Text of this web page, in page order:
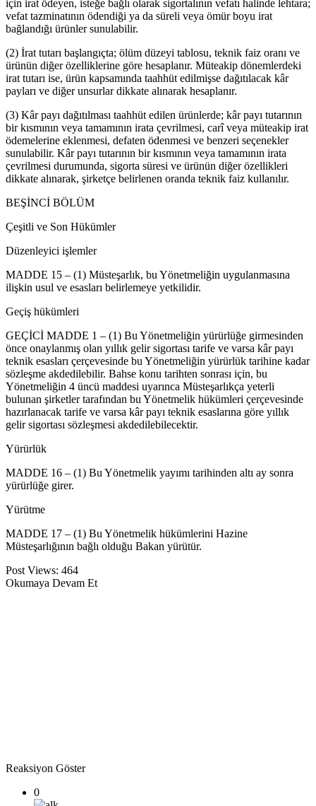
için irat ödeyen, isteğe bağlı olarak sigortalının vefatı halinde lehtara;
vefat tazminatının ödendiği ya da süreli veya ömür boyu irat
bağlandığı ürünler sunulabilir.
(2) İrat tutarı başlangıçta; ölüm düzeyi tablosu, teknik faiz oranı ve
ürünün diğer özelliklerine göre hesaplanır. Müteakip dönemlerdeki
irat tutarı ise, ürün kapsamında taahhüt edilmişse dağıtılacak kâr
payları ve diğer unsurlar dikkate alınarak hesaplanır.
(3) Kâr payı dağıtılması taahhüt edilen ürünlerde; kâr payı tutarının
bir kısmının veya tamamının irata çevrilmesi, carî veya müteakip irat
ödemelerine eklenmesi, defaten ödenmesi ve benzeri seçenekler
sunulabilir. Kâr payı tutarının bir kısmının veya tamamının irata
çevrilmesi durumunda, sigorta süresi ve ürünün diğer özellikleri
dikkate alınarak, şirketçe belirlenen oranda teknik faiz kullanılır.
BEŞİNCİ BÖLÜM
Çeşitli ve Son Hükümler
Düzenleyici işlemler
MADDE 15 – (1) Müsteşarlık, bu Yönetmeliğin uygulanmasına
ilişkin usul ve esasları belirlemeye yetkilidir.
Geçiş hükümleri
GEÇİCİ MADDE 1 – (1) Bu Yönetmeliğin yürürlüğe girmesinden
önce onaylanmış olan yıllık gelir sigortası tarife ve varsa kâr payı
teknik esasları çerçevesinde bu Yönetmeliğin yürürlük tarihine kadar
sözleşme akdedilebilir. Bahse konu tarihten sonrası için, bu
Yönetmeliğin 4 üncü maddesi uyarınca Müsteşarlıkça yeterli
bulunan şirketler tarafından bu Yönetmelik hükümleri çerçevesinde
hazırlanacak tarife ve varsa kâr payı teknik esaslarına göre yıllık
gelir sigortası sözleşmesi akdedilebilecektir.
Yürürlük
MADDE 16 – (1) Bu Yönetmelik yayımı tarihinden altı ay sonra
yürürlüğe girer.
Yürütme
MADDE 17 – (1) Bu Yönetmelik hükümlerini Hazine
Müsteşarlığının bağlı olduğu Bakan yürütür.
Post Views: 464
Okumaya Devam Et
Reaksiyon Göster
0